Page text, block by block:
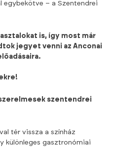
egybekötve – a Szentendrei
is, így most már
jegyet venni az Anconai
szentendrei
tér vissza a színház
különleges gasztronómiai